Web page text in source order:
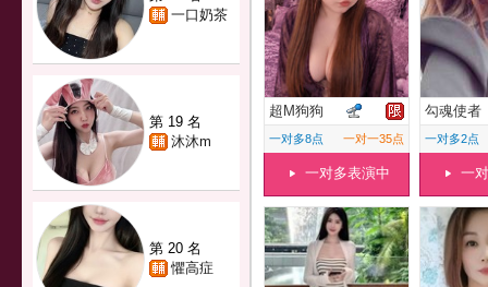
一口奶茶
第 19 名
沐沐m
第 20 名
懼高症
超M狗狗
一对多8点 一对一35点
一对多表演中
勾魂使者
一对多2点
一